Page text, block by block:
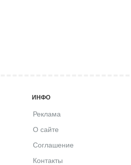
ИНФО
Реклама
О сайте
Соглашение
Контакты